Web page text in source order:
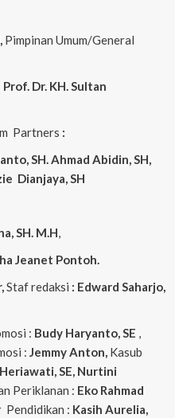
Pimpinan Umum/General
Prof. Dr. KH. Sultan
Partners :
SH. Ahmad Abidin, SH,
Dianjaya, SH
SH. M.H,
Jeanet Pontoh.
Staf redaksi : Edward Saharjo,
: Budy Haryanto, SE ,
: Jemmy Anton, Kasub
Heriawati, SE, Nurtini
Periklanan : Eko Rahmad
Pendidikan : Kasih Aurelia,